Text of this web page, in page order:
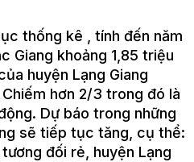
thống kê , tính đến năm
Giang khoảng 1,85 triệu
huyện Lạng Giang
hơn 2/3 trong đó là
Dự báo trong những
sẽ tiếp tục tăng, cụ thể:
đối rẻ, huyện Lạng